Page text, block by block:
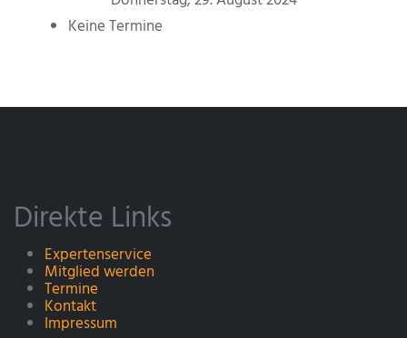
Keine Termine
Direkte Links
Expertenservice
Mitglied werden
Termine
Kontakt
Impressum